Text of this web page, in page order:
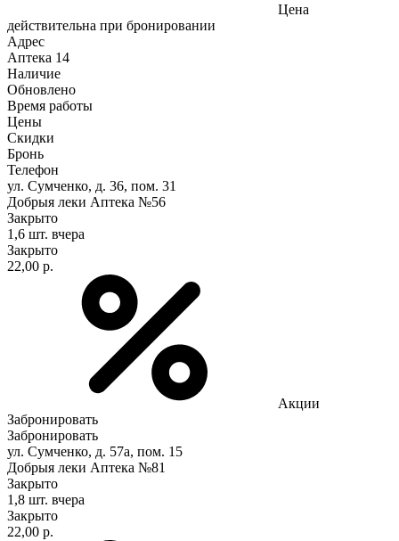
Цена
действительна при бронировании
Адрес
Аптека 14
Наличие
Обновлено
Время работы
Цены
Скидки
Бронь
Телефон
ул. Сумченко, д. 36, пом. 31
Добрыя леки Аптека №56
Закрыто
1,6 шт. вчера
Закрыто
22,00 р.
Акции
Забронировать
Забронировать
ул. Сумченко, д. 57а, пом. 15
Добрыя леки Аптека №81
Закрыто
1,8 шт. вчера
Закрыто
22,00 р.